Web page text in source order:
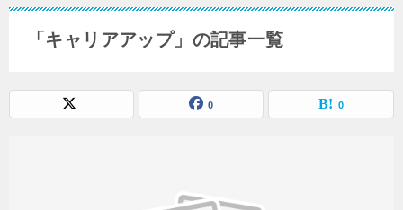
「キャリアアップ」の記事一覧
0 0